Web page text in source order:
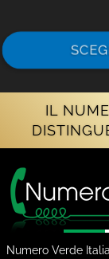
IL
Numero Verde